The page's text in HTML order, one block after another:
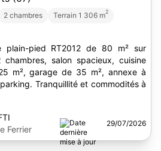
2 chambres Terrain 1 306 m2
plain-pied RT2012 de 80 m² sur
salon spacieux, cuisine
m², garage de 35 m², annexe à
Tranquillité et commodités à
Ferrier
29/07/2026